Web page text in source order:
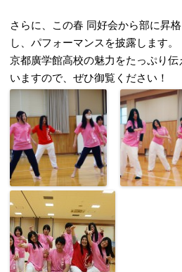
さらに、この春 同好会から部に昇
し、パフォーマンスを披露します。
京都廣学館高校の魅力をたっぷり
いますので、ぜひ御覧ください！